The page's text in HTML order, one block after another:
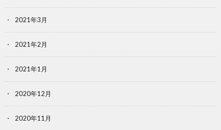
2021年3月
2021年2月
2021年1月
2020年12月
2020年11月